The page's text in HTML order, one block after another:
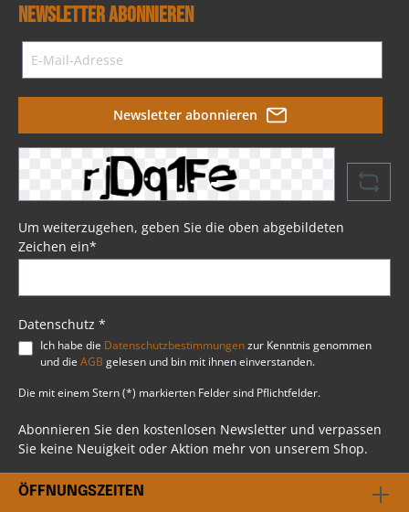
Newsletter abonnieren
Newsletter abonnieren
Um weiterzugehen, geben Sie die oben abgebildeten
Zeichen ein*
Datenschutz *
Ich habe die Datenschutzbestimmungenzur Kenntnis genommen
und die AGB gelesen und bin mit ihnen einverstanden.
Die mit einem Stern (*) markierten Felder sind Pflichtfelder.
Abonnieren Sie den kostenlosen Newsletter und verpassen
Sie keine Neuigkeit oder Aktion mehr von unserem Shop.
ÖFFNUNGSZEITEN